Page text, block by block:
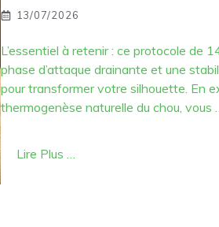
13/07/2026
L’essentiel à retenir : ce protocole de
phase d’attaque drainante et une
pour transformer votre silhouette. En
thermogenèse naturelle du chou, vous
Lire Plus …